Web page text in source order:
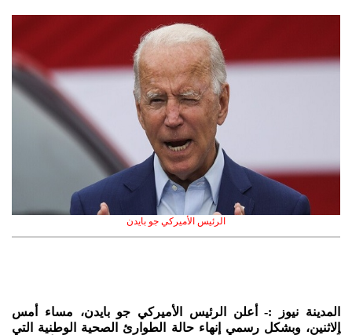
الرئيس الأميركي جو بايدن
المدينة نيوز :- أعلن الرئيس الأميركي جو بايدن، مساء أمس
الاثنين، وبشكل رسمي إنهاء حالة الطوارئ الصحية الوطنية التي